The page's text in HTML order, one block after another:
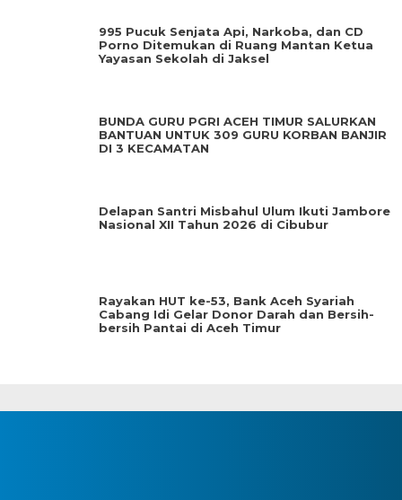
995 Pucuk Senjata Api, Narkoba, dan CD
Porno Ditemukan di Ruang Mantan Ketua
Yayasan Sekolah di Jaksel
BUNDA GURU PGRI ACEH TIMUR SALURKAN
BANTUAN UNTUK 309 GURU KORBAN BANJIR
DI 3 KECAMATAN
Delapan Santri Misbahul Ulum Ikuti Jambore
Nasional XII Tahun 2026 di Cibubur
Rayakan HUT ke-53, Bank Aceh Syariah
Cabang Idi Gelar Donor Darah dan Bersih-
bersih Pantai di Aceh Timur